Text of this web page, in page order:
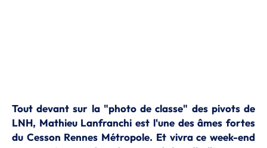
Tout devant sur la "photo de classe" des pivots de
LNH, Mathieu Lanfranchi est l'une des âmes fortes
du Cesson Rennes Métropole. Et vivra ce week-end